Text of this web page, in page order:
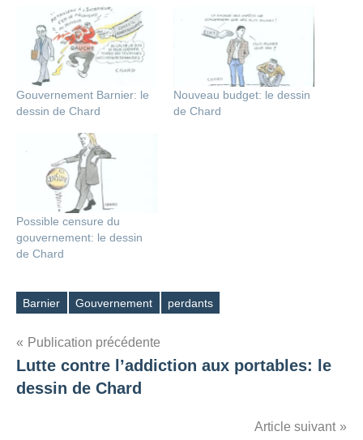
Gouvernement Barnier: le
dessin de Chard
Nouveau budget: le dessin
de Chard
Possible censure du
gouvernement: le dessin
de Chard
Étiquettes
Barnier Gouvernement perdants
Navigation
de
Publication précédente
Lutte contre l’addiction aux portables: le
dessin de Chard
Article suivant